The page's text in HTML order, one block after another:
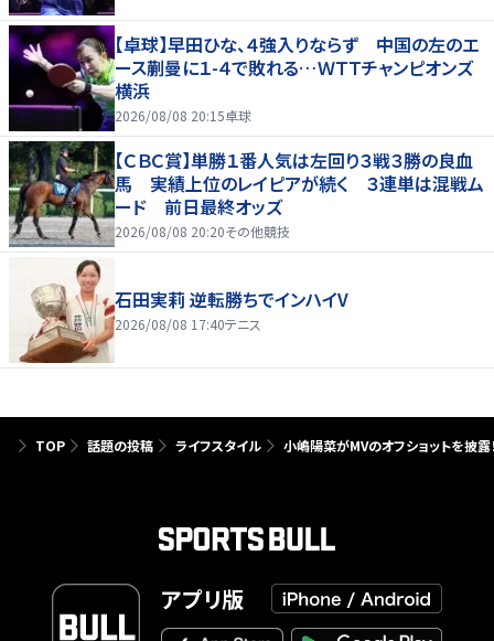
【卓球】早田ひな、４強入りならず 中国の左のエ
ース蒯曼に１-４で敗れる…ＷＴＴチャンピオンズ
横浜
2026/08/08 20:15卓球
【ＣＢＣ賞】単勝１番人気は左回り３戦３勝の良血
馬 実績上位のレイピアが続く ３連単は混戦ム
ード 前日最終オッズ
2026/08/08 20:20その他競技
石田実莉 逆転勝ちでインハイV
2026/08/08 17:40テニス
TOP 話題の投稿 ライフスタイル 小嶋陽菜がMVのオフショットを披
アプリ版